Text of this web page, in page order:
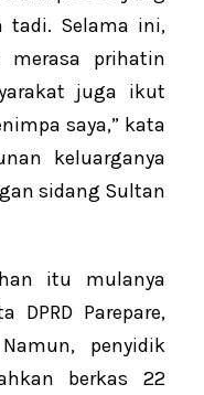
tadi. Selama ini,
merasa prihatin
juga ikut
saya,” kata
keluarganya
sidang Sultan
itu mulanya
DPRD Parepare,
penyidik
berkas 22